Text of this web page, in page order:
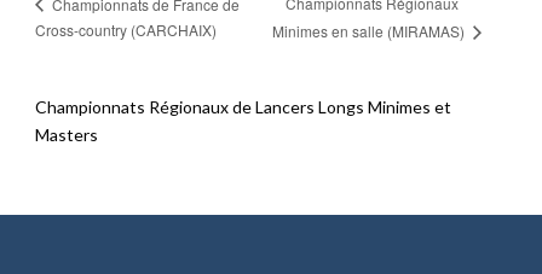
Cross-country (CARCHAIX)
Minimes en salle (MIRAMAS)
Championnats Régionaux de Lancers Longs Minimes et
Masters